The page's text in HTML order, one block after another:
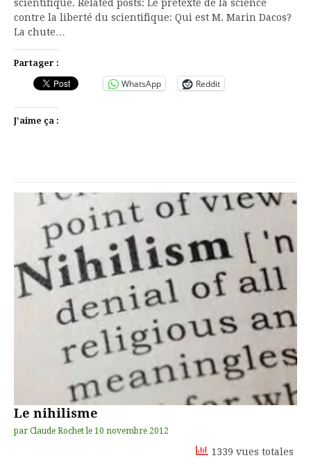
scientifique. Related posts: Le prétexte de la science
contre la liberté du scientifique: Qui est M. Marin Dacos?
La chute…
Partager :
WhatsApp Reddit
J’aime ça :
Le nihilisme
par Claude Rochet le 10 novembre 2012
1339 vues totales